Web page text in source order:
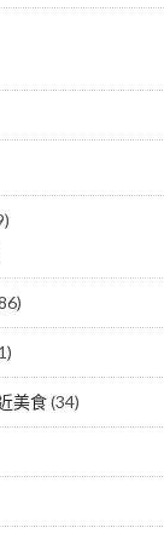
美食(34)